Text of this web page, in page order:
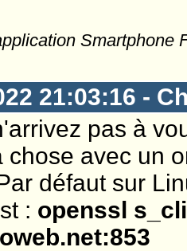
Smartphone
21:03:16 -
pas à
chose avec un
défaut sur
: openssl